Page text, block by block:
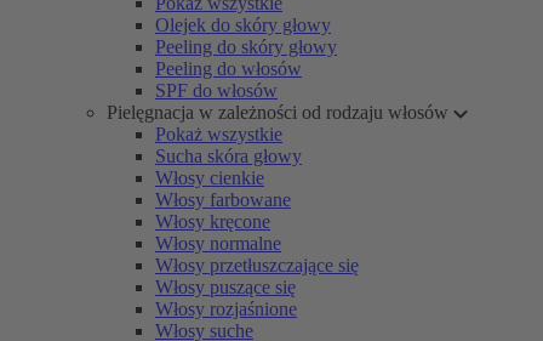
Olejek do skóry głowy
Peeling do skóry głowy
Peeling do włosów
SPF do włosów
Pielęgnacja w zależności od rodzaju włosów
Pokaż wszystkie
Sucha skóra głowy
Włosy cienkie
Włosy farbowane
Włosy kręcone
Włosy normalne
Włosy przetłuszczające się
Włosy puszące się
Włosy rozjaśnione
Włosy suche